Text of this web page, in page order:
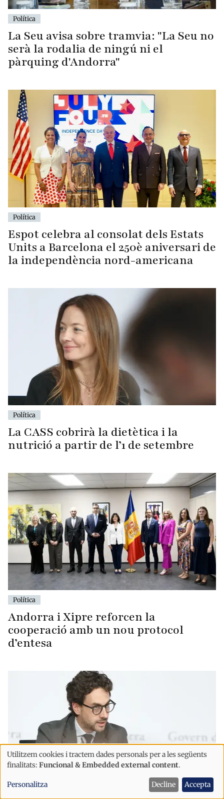
Política
La Seu avisa sobre tramvia: "La Seu no
serà la rodalia de ningú ni el
pàrquing d'Andorra"
Política
Espot celebra al consolat dels Estats
Units a Barcelona el 250è aniversari de
la independència nord-americana
Política
La CASS cobrirà la dietètica i la
nutrició a partir de l’1 de setembre
Política
Andorra i Xipre reforcen la
cooperació amb un nou protocol
d’entesa
Política
Ús
de
dades
Utilitzem cookies i tractem dades personals per a les següents
finalitats: Funcional & Embedded external content.
Personalitza Decline Accepta